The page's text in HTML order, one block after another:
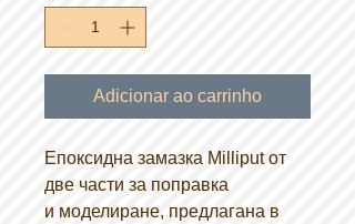
Adicionar ao carrinho
Епоксидна замазка Milliput от
две части за поправка
и моделиране, предлагана в